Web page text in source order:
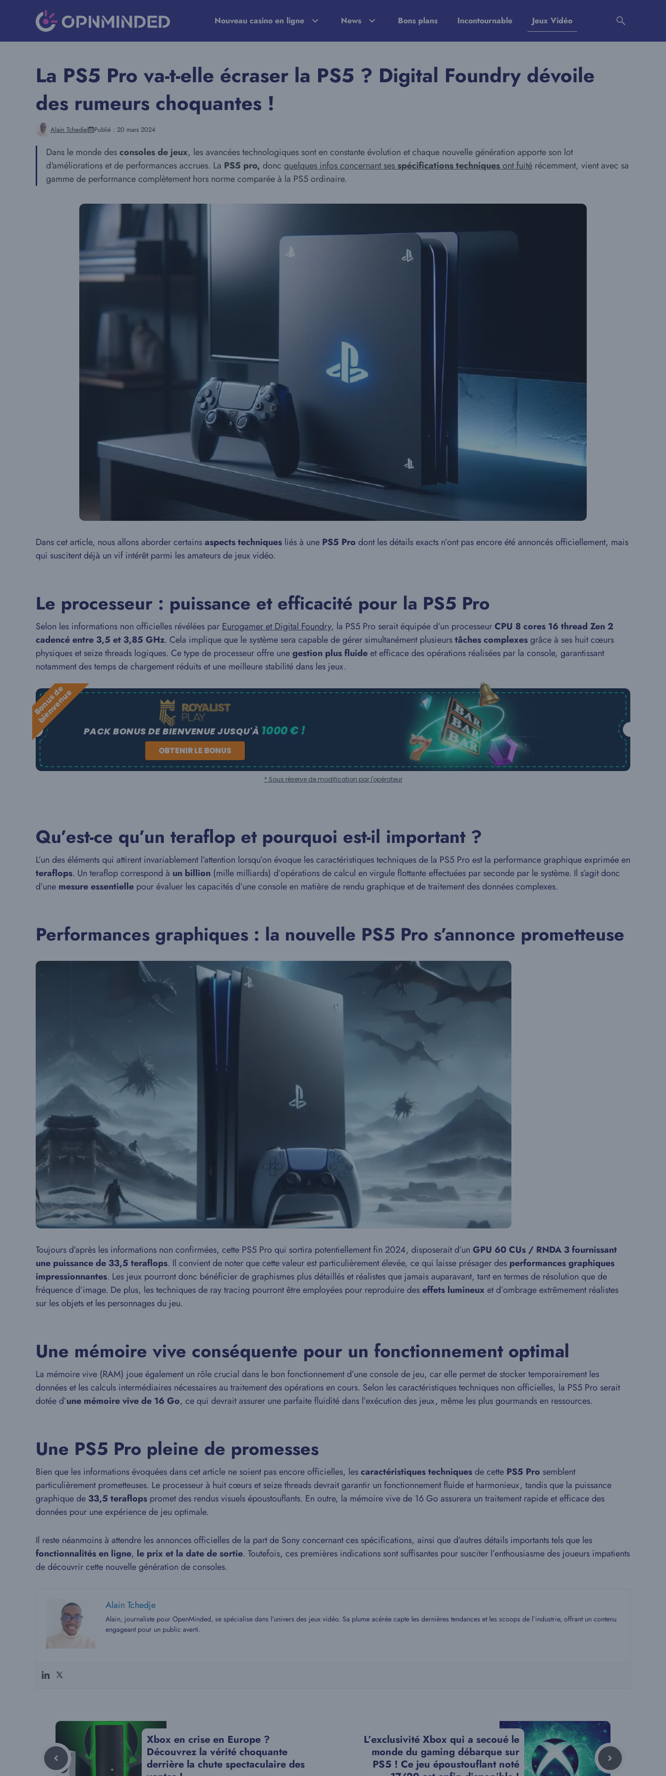
Nouveau casino en ligne News Bons plans Incontournable Jeux Vidéo
La PS5 Pro va-t-elle écraser la PS5 ? Digital Foundry dévoile
des rumeurs choquantes !
Alain Tchedje Publié : 20 mars 2024
Dans le monde desconsoles de jeux, les avancées technologiques sont en constante évolution et chaque nouvelle génération apporte son lot
d'améliorations et de performances accrues. La PS5 pro, donc quelques infos concernant sesspécifications techniquesont fuité récemment, vient avec sa
gamme de performance complètement hors norme comparée à la PS5 ordinaire.
Dans cet article, nous allons aborder certainsaspects techniques liés à une PS5 Pro dont les détails exacts n’ont pas encore été annoncés officiellement, mais
qui suscitent déjà un vif intérêt parmi les amateurs de jeux vidéo.
Le processeur : puissance et efficacité pour la PS5 Pro
Selon les informations non officielles révélées par Eurogamer et Digital Foundry, la PS5 Pro serait équipée d’un processeurCPU 8 cores 16 thread Zen 2
cadencé entre 3,5 et 3,85 GHz. Cela implique que le système sera capable de gérer simultanément plusieurstâches complexesgrâce à ses huit cœurs
physiques et seize threads logiques. Ce type de processeur offre unegestion plus fluideet efficace des opérations réalisées par la console, garantissant
notamment des temps de chargement réduits et une meilleure stabilité dans les jeux.
B
o
n
u
s
d
e
b
i
e
n
v
e
n
u
e
PACK BONUS DE BIENVENUE JUSQU'À 1000 € !
OBTENIR LE BONUS
* Sous réserve de modification par l'opérateur
Qu’est-ce qu’un teraflop et pourquoi est-il important ?
L’un des éléments qui attirent invariablement l’attention lorsqu’on évoque les caractéristiques techniques de la PS5 Pro est la performance graphique exprimée en
teraflops. Un teraflop correspond à un billion (mille milliards) d’opérations de calcul en virgule flottante effectuées par seconde par le système. Il s’agit donc
d’une mesure essentielle pour évaluer les capacités d’une console en matière de rendu graphique et de traitement des données complexes.
Performances graphiques : la nouvelle PS5 Pro s’annonce prometteuse
Toujours d’après les informations non confirmées, cette PS5 Pro qui sortira potentiellement fin 2024, disposerait d’un GPU 60 CUs / RNDA 3 fournissant
une puissance de 33,5 teraflops. Il convient de noter que cette valeur est particulièrement élevée, ce qui laisse présager des performances graphiques
impressionnantes. Les jeux pourront donc bénéficier de graphismes plus détaillés et réalistes que jamais auparavant, tant en termes de résolution que de
fréquence d’image. De plus, les techniques de ray tracing pourront être employées pour reproduire deseffets lumineux et d’ombrage extrêmement réalistes
sur les objets et les personnages du jeu.
Une mémoire vive conséquente pour un fonctionnement optimal
La mémoire vive (RAM) joue également un rôle crucial dans le bon fonctionnement d’une console de jeu, car elle permet de stocker temporairement les
données et les calculs intermédiaires nécessaires au traitement des opérations en cours. Selon les caractéristiques techniques non officielles, la PS5 Pro serait
dotée d’une mémoire vive de 16 Go, ce qui devrait assurer une parfaite fluidité dans l’exécution des jeux, même les plus gourmands en ressources.
Une PS5 Pro pleine de promesses
Bien que les informations évoquées dans cet article ne soient pas encore officielles, lescaractéristiques techniquesde cette PS5 Pro semblent
particulièrement prometteuses. Le processeur à huit cœurs et seize threads devrait garantir un fonctionnement fluide et harmonieux, tandis que la puissance
graphique de 33,5 teraflops promet des rendus visuels époustouflants. En outre, la mémoire vive de 16 Go assurera un traitement rapide et efficace des
données pour une expérience de jeu optimale.
Il reste néanmoins à attendre les annonces officielles de la part de Sony concernant ces spécifications, ainsi que d’autres détails importants tels que les
fonctionnalités en ligne, le prix et la date de sortie. Toutefois, ces premières indications sont suffisantes pour susciter l’enthousiasme des joueurs impatients
de découvrir cette nouvelle génération de consoles.
Alain Tchedje
Alain, journaliste pour OpenMinded, se spécialise dans l’univers des jeux vidéo. Sa plume acérée capte les dernières tendances et les scoops de l’industrie, offrant un contenu
engageant pour un public averti.
Xbox en crise en Europe ?
Découvrez la vérité choquante
derrière la chute spectaculaire des
L’exclusivité Xbox qui a secoué le
monde du gaming débarque sur
PS5 ! Ce jeu époustouflant noté